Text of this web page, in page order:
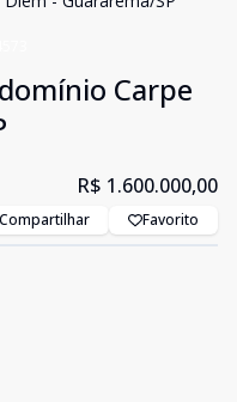
Carpe
R$ 1.600.000,00
Compartilhar Favorito